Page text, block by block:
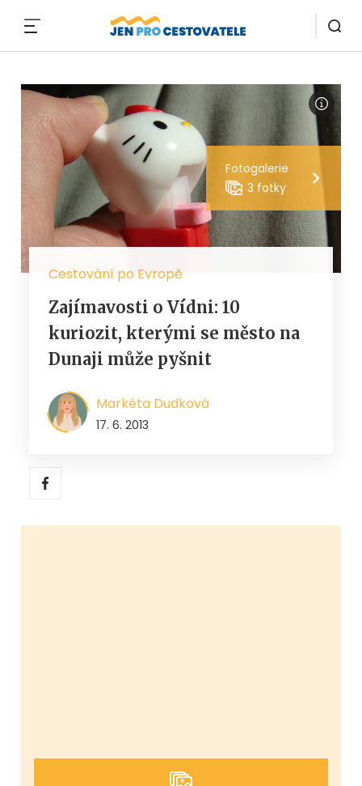
Fotogalerie
3 fotky
Cestování po Evropě
Zajímavosti o Vídni: 10
kuriozit, kterými se město na
Dunaji může pyšnit
Markéta Dudková
17. 6. 2013